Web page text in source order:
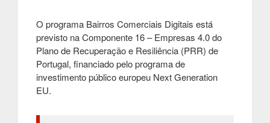
O programa Bairros Comerciais Digitais está
previsto na Componente 16 – Empresas 4.0 do
Plano de Recuperação e Resiliência (PRR) de
Portugal, financiado pelo programa de
investimento público europeu Next Generation
EU.